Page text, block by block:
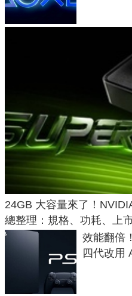
24GB 大容量來了！
總整理：規格、功耗、上
效能翻倍
四代改用